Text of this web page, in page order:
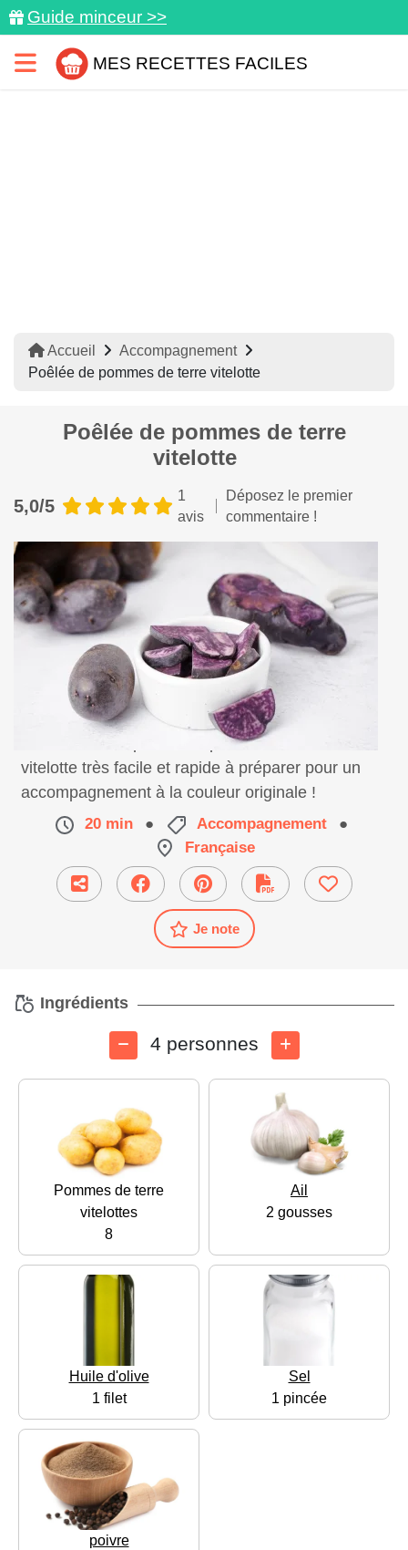
Guide minceur >>
MES RECETTES FACILES
Accueil
Accompagnement
Poêlée de pommes de terre vitelotte
Poêlée de pommes de terre
vitelotte
5,0/5
1
avis
Déposez le premier
commentaire !
Une recette de poêlée de pommes de terre
vitelotte très facile et rapide à préparer pour un
accompagnement à la couleur originale !
20 min ● Accompagnement
●
Française
Je note
Ingrédients
4 personnes
Pommes de terre
vitelottes
8
Ail
2 gousses
Huile d'olive
1 filet
Sel
1 pincée
poivre